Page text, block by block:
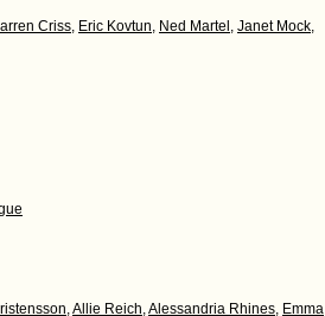
Criss, Eric Kovtun, Ned Martel , Janet Mock,
,Allie Reich,Alessandria Rhines, Emma